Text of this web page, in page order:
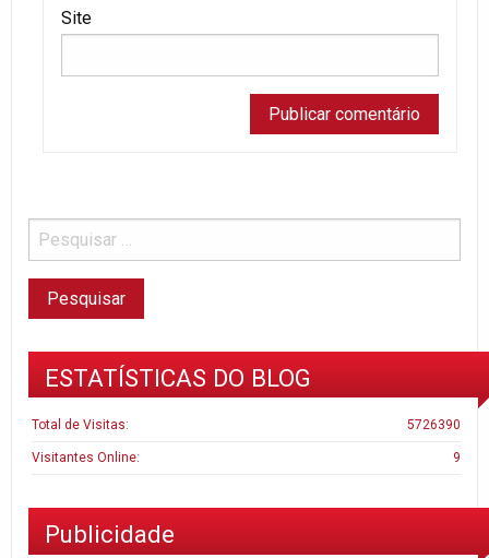
Site
ESTATÍSTICAS DO BLOG
5726390
Total de Visitas:
9
Visitantes Online:
Publicidade